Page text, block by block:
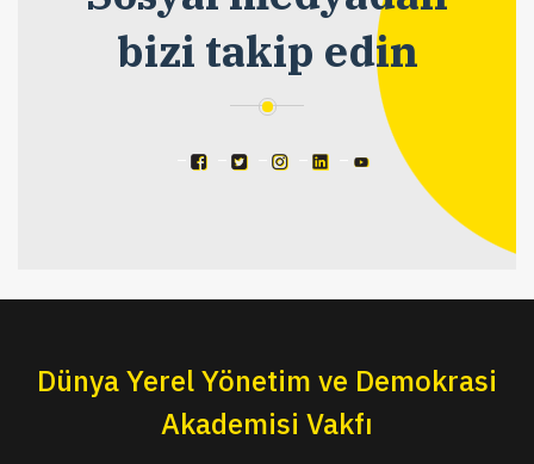
bizi takip edin
Dünya Yerel Yönetim ve Demokrasi
Akademisi Vakfı